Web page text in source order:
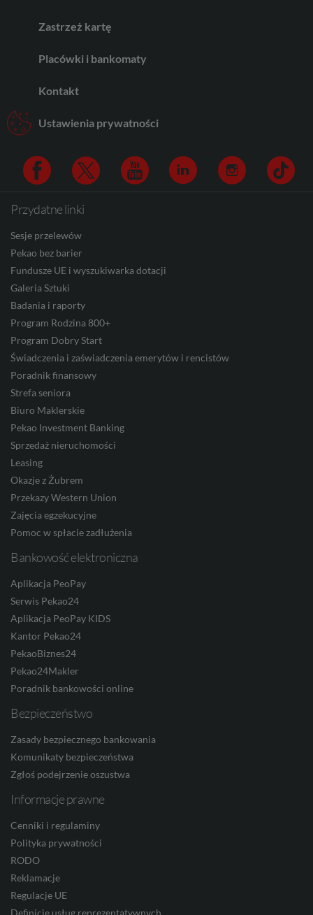
CAD
Zastrzeż kartę
Placówki i bankomaty
Kontakt
Ustawienia prywatności
Facebook
Przydatne linki
Sesje przelewów
Pekao bez barier
Fundusze UE i wyszukiwarka dotacji
Galeria Sztuki
Badania i raporty
Program Rodzina 800+
Program Dobry Start
Świadczenia i zaświadczenia emerytów i rencistów
Poradnik finansowy
Strefa seniora
Biuro Maklerskie
Pekao Investment Banking
Sprzedaż nieruchomości
Leasing
Okazje z Żubrem
Przekazy Western Union
Zajęcia egzekucyjne
Pomoc w spłacie zadłużenia
Bankowość elektroniczna
Aplikacja PeoPay
Serwis Pekao24
Aplikacja PeoPay KIDS
Kantor Pekao24
PekaoBiznes24
Pekao24Makler
Poradnik bankowości online
Bezpieczeństwo
Zasady bezpiecznego bankowania
Komunikaty bezpieczeństwa
Zgłoś podejrzenie oszustwa
Informacje prawne
Cenniki i regulaminy
Polityka prywatności
RODO
Reklamacje
Regulacje UE
Definicje usług reprezentatywnych